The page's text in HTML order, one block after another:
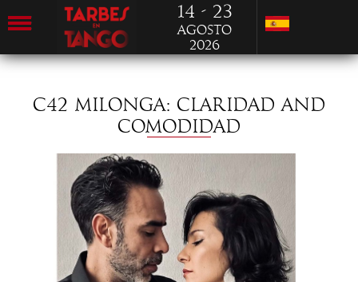
14 - 23
Agosto
2026
C42 MILONGA: CLARIDAD AND
COMODIDAD